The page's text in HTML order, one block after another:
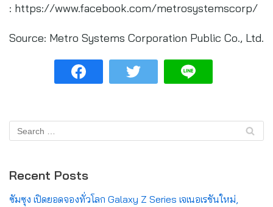
: https://www.facebook.com/metrosystemscorp/
Source: Metro Systems Corporation Public Co., Ltd.
Recent Posts
ซัมซุง เปิดยอดจองทั่วโลก Galaxy Z Series เจเนอเรชันใหม่,